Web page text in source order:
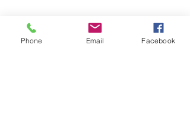
Comentarios
Phone Email Facebook